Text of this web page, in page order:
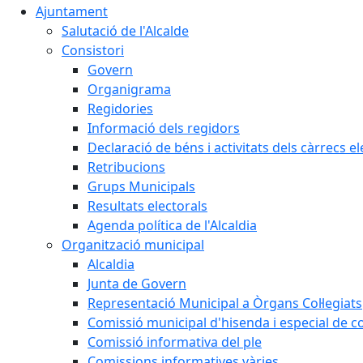
Ajuntament
Salutació de l'Alcalde
Consistori
Govern
Organigrama
Regidories
Informació dels regidors
Declaració de béns i activitats dels càrrecs
Retribucions
Grups Municipals
Resultats electorals
Agenda política de l'Alcaldia
Organització municipal
Alcaldia
Junta de Govern
Representació Municipal a Òrgans Col·legiats
Comissió municipal d'hisenda i especial de
Comissió informativa del ple